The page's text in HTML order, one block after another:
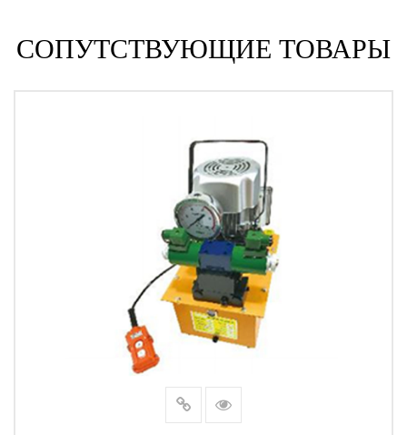
СОПУТСТВУЮЩИЕ ТОВАРЫ